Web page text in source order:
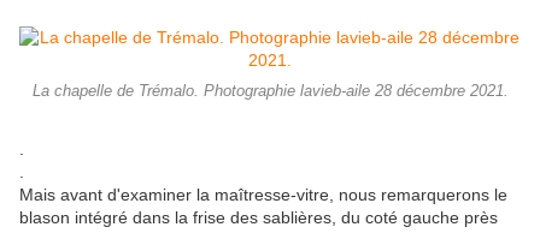
La chapelle de Trémalo. Photographie lavieb-aile 28 décembre 2021.
Mais avant d'examiner la maîtresse-vitre, nous remarquerons le
blason intégré dans la frise des sablières, du coté gauche près